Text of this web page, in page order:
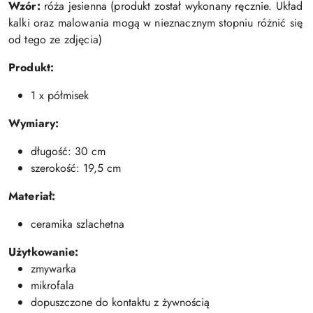
Wzór: róża jesienna (produkt został wykonany ręcznie. Układ
kalki oraz malowania mogą w nieznacznym stopniu różnić się
od tego ze zdjęcia)
Produkt:
1 x półmisek
Wymiary:
długość: 30 cm
szerokość: 19,5 cm
Materiał:
ceramika szlachetna
Użytkowanie:
zmywarka
mikrofala
dopuszczone do kontaktu z żywnością